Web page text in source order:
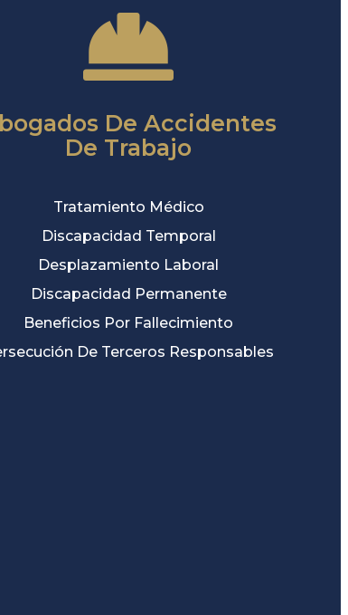
De Accidentes
De Trabajo
Tratamiento Médico
Discapacidad Temporal
Desplazamiento Laboral
Discapacidad Permanente
Beneficios Por Fallecimiento
De Terceros Responsables